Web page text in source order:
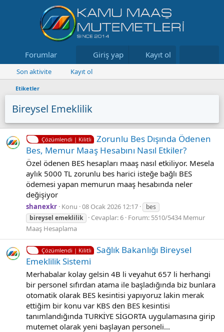
Forumlar Neler yeni Kaynaklar
Giriş yap Kayıt ol
Son aktivite Kayıt ol
Etiketler
Bireysel Emeklilik
Çözümlendi | Kilitli
Zorunlu Bes Dışında Ödenen
Bes, Memur Maaş Hesabını Nasıl Etkiler?
Özel ödenen BES hesapları maaş nasıl etkiliyor. Mesela
aylık 5000 TL zorunlu bes harici isteğe bağlı BES
ödemesi yapan memurun maaş hesabında neler
değişiyor
shanexkr Konu 08 Ocak 2026 12:17
bes
bireysel emeklilik Cevaplar: 6 Forum: 5510/5434 Memur
Maaş Hesaplama
Çözümlendi | Kilitli
Sağlık Bakanlığı Bi̇reysel
Emekli̇li̇k Si̇stemi̇
Merhabalar kolay gelsin 4B li veyahut 657 li herhangi
bir personel sıfırdan atama ile başladığında biz bunlara
otomatik olarak BES kesintisi yapıyoruz lakin merak
ettiğim bir konu var KBS den BES kesintisi
tanımlandığında TURKİYE SİGORTA uygulamasına girip
mutemet olarak yeni başlayan personeli...